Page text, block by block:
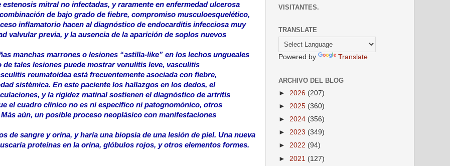
mitral no infectadas, y raramente en enfermedad ulcerosa
de bajo grado de fiebre, compromiso musculoesquelético,
inflamatorio hacen al diagnóstico de endocarditis infecciosa muy
valvular previa, y la ausencia de la aparición de soplos nuevos
manchas marrones o lesiones “astilla-like” en los lechos ungueales
tales lesiones puede mostrar venulitis leve, vasculitis
reumatoidea está frecuentemente asociada con fiebre,
sistémica. En este paciente los hallazgos en los dedos, el
y la rigidez matinal sostienen el diagnóstico de artritis
el cuadro clínico no es ni específico ni patognomónico, otros
aún, un posible proceso neoplásico con manifestaciones
de sangre y orina, y haría una biopsia de una lesión de piel. Una nueva
proteínas en la orina, glóbulos rojos, y otros elementos formes.
VISITANTES.
TRANSLATE
Powered by Translate
ARCHIVO DEL BLOG
► 2026 (207)
► 2025 (360)
► 2024 (356)
► 2023 (349)
► 2022 (94)
► 2021 (127)